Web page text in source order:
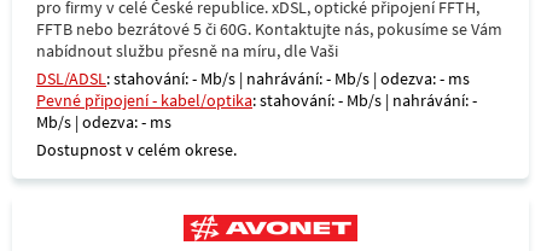
pro firmy v celé České republice. xDSL, optické připojení FFTH,
FFTB nebo bezrátové 5 či 60G. Kontaktujte nás, pokusíme se Vám
nabídnout službu přesně na míru, dle Vaši
DSL/ADSL: stahování: - Mb/s | nahrávání: - Mb/s | odezva: - ms
Pevné připojení - kabel/optika: stahování: - Mb/s | nahrávání: -
Mb/s | odezva: - ms
Dostupnost v celém okrese.